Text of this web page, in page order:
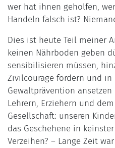
wer hat ihnen geholfen,
Handeln falsch ist?
Dies ist heute Teil meiner
keinen Nährboden geben
sensibilisieren müssen,
Zivilcourage fördern und in
Gewaltprävention
Lehrern, Erziehern und
Gesellschaft: unseren
das Geschehene in
Verzeihen? – Lange Zeit